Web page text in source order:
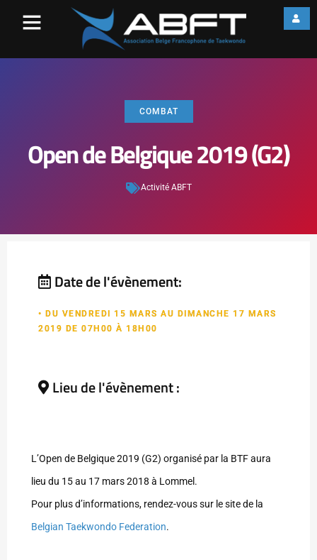
COMBAT
Open de Belgique 2019 (G2)
Activité ABFT
Date de l'évènement:
• DU VENDREDI 15 MARS AU DIMANCHE 17 MARS
2019 DE 07H00 À 18H00
Lieu de l'évènement :
L’Open de Belgique 2019 (G2) organisé par la BTF aura
lieu du 15 au 17 mars 2018 à Lommel.
Pour plus d’informations, rendez-vous sur le site de la
Belgian Taekwondo Federation.